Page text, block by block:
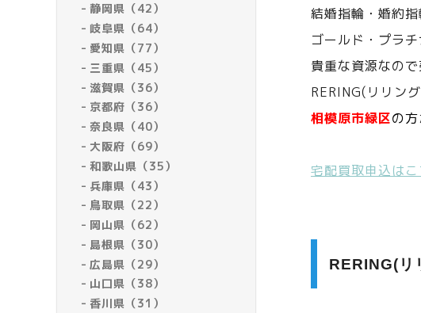
静岡県（42）
岐阜県（64）
愛知県（77）
三重県（45）
滋賀県（36）
京都府（36）
奈良県（40）
大阪府（69）
和歌山県（35）
兵庫県（43）
鳥取県（22）
岡山県（62）
島根県（30）
広島県（29）
山口県（38）
香川県（31）
結婚指輪・婚約
ゴールド・プラ
貴重な資源なので
RERING(リリン
相模原市緑区の方
宅配買取申込は
RERING(リ